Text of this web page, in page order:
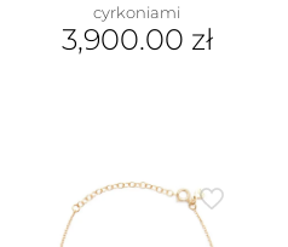
cyrkoniami
3,900.00 zł